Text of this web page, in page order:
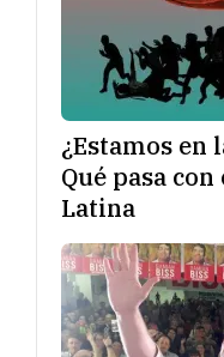
¿Estamos en
Qué pasa
Latina